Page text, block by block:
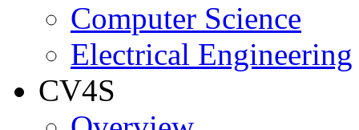
Computer Science
Electrical Engineering
CV4S